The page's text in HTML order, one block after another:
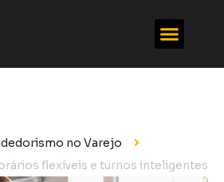
no Varejo
flexíveis e turnos inteligentes